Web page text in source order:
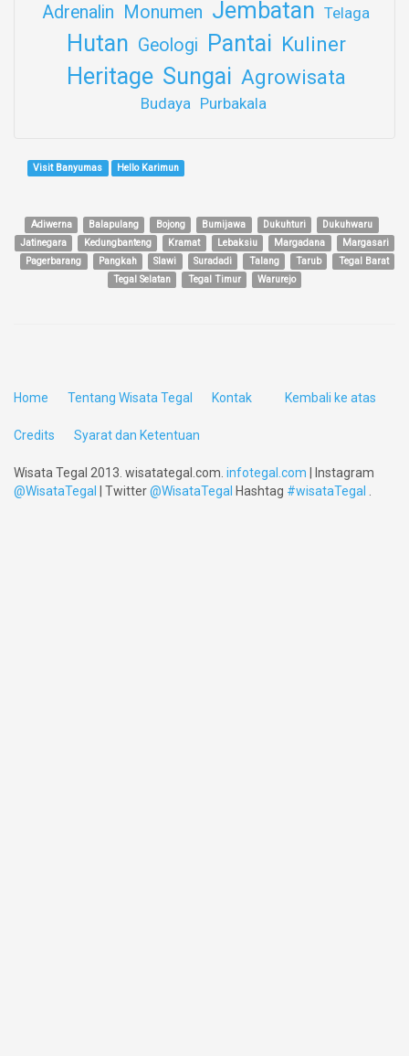
Adrenalin Monumen Jembatan Telaga
Hutan Geologi Pantai Kuliner
Heritage Sungai Agrowisata
Budaya Purbakala
Visit Banyumas Hello Karimun
Adiwerna Balapulang Bojong Bumijawa Dukuhturi
Dukuhwaru
Jatinegara
Kedungbanteng Kramat Lebaksiu Margadana
Margasari
Pagerbarang
Pangkah Slawi Suradadi Talang Tarub
Tegal Barat
Tegal Selatan
Tegal Timur Warurejo
Kembali ke atas
Home Tentang Wisata Tegal Kontak
Credits Syarat dan Ketentuan
Wisata Tegal 2013. wisatategal.com. infotegal.com | Instagram
@WisataTegal
| Twitter@WisataTegal Hashtag #wisataTegal .